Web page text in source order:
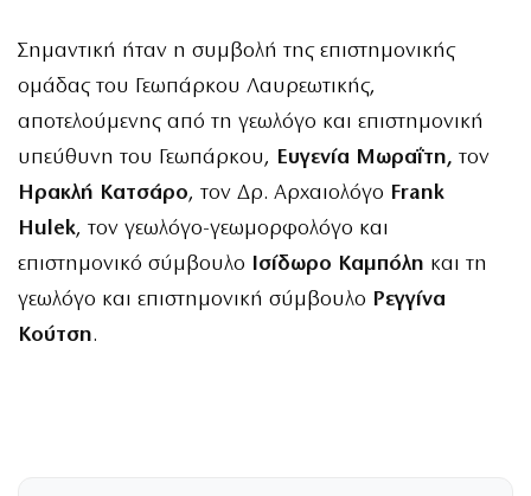
Σημαντική ήταν η συμβολή της επιστημονικής
ομάδας του Γεωπάρκου Λαυρεωτικής,
αποτελούμενης από τη γεωλόγο και επιστημονική
υπεύθυνη του Γεωπάρκου, Ευγενία Μωραΐτη, τον
Ηρακλή Κατσάρο, τον Δρ. Αρχαιολόγο Frank
Hulek, τον γεωλόγο-γεωμορφολόγο και
επιστημονικό σύμβουλο Ισίδωρο Καμπόλη και τη
γεωλόγο και επιστημονική σύμβουλο Ρεγγίνα
Κούτση.